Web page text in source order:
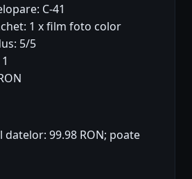
C-41
1 x film foto color
5/5
99.98 RON; poate